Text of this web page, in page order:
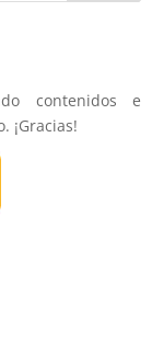
contenidos e
¡Gracias!